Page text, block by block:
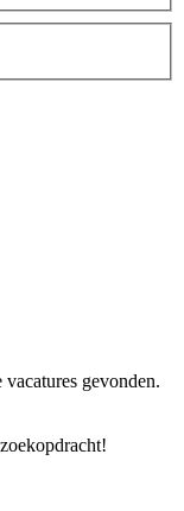
vacatures gevonden.